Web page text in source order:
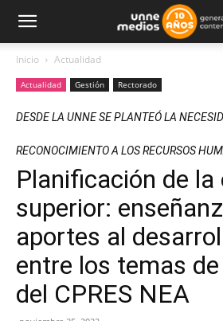
Inicio Actualidad
Actualidad Gestión Rectorado
DESDE LA UNNE SE PLANTEÓ LA
RECONOCIMIENTO A LOS RECURSOS
Planificación de la
superior:
aportes al
entre los temas
del CPRES NEA